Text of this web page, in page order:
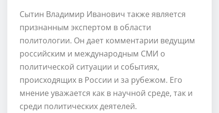
Сытин Владимир Иванович также является
признанным экспертом в области
политологии. Он дает комментарии ведущим
российским и международным СМИ о
политической ситуации и событиях,
происходящих в России и за рубежом. Его
мнение уважается как в научной среде, так и
среди политических деятелей.